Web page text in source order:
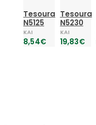
Tesoura
N5125
KAI
8,54€
Tesoura
N5230
KAI
19,83€